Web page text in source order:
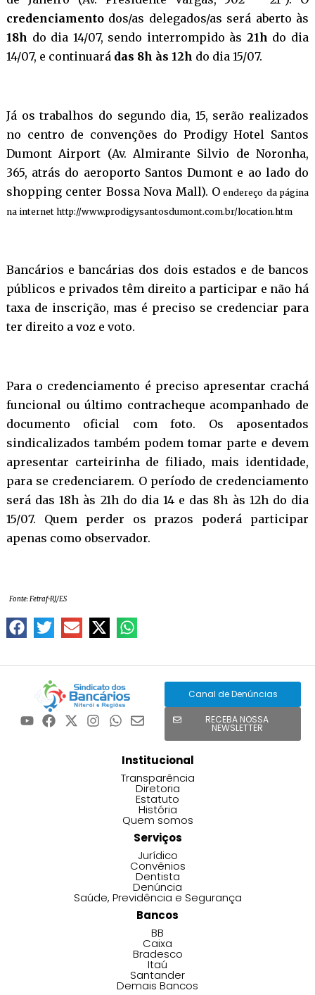
credenciamentodos/as delegados/as será aberto às
18h do dia 14/07, sendo interrompido às 21h do dia
14/07, e continuará das 8h às 12h do dia 15/07.
Já os trabalhos do segundo dia, 15, serão realizados
no centro de convenções do Prodigy Hotel Santos
Dumont Airport (Av. Almirante Silvio de Noronha,
365, atrás do aeroporto Santos Dumont e ao lado do
shopping center Bossa Nova Mall). Oendereço da página
na internet http://www.prodigysantosdumont.com.br/location.htm
Bancários e bancárias dos dois estados e de bancos
públicos e privados têm direito a participar e não há
taxa de inscrição, mas é preciso se credenciar para
ter direito a voz e voto.
Para o credenciamento é preciso apresentar crachá
funcional ou último contracheque acompanhado de
documento oficial com foto. Os aposentados
sindicalizados também podem tomar parte e devem
apresentar carteirinha de filiado, mais identidade,
para se credenciarem. O período de credenciamento
será das 18h às 21h do dia 14 e das 8h às 12h do dia
15/07. Quem perder os prazos poderá participar
apenas como observador.
Fonte: Fetraf-RJ/ES
Canal de Denúncias
RECEBA NOSSA
NEWSLETTER
Institucional
Transparência
Diretoria
Estatuto
História
Quem somos
Serviços
Jurídico
Convênios
Dentista
Denúncia
Saúde, Previdência e Segurança
Bancos
BB
Caixa
Bradesco
Itaú
Santander
Demais Bancos